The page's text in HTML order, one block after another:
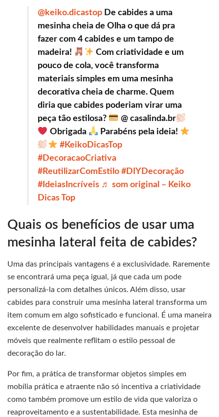
@keiko.dicastop De cabides a uma
mesinha cheia de Olha o que dá pra
fazer com 4 cabides e um tampo de
madeira!
Com criatividade e um
pouco de cola, você transforma
materiais simples em uma mesinha
decorativa cheia de charme. Quem
diria que cabides poderiam virar uma
peça tão estilosa?
@ casalinda.br
Obrigada
Parabéns pela ideia!
#KeikoDicasTop
#DecoracaoCriativa
#ReutilizarComEstilo #DIYDecoração
#IdeiasIncríveis ♬ som original – Keiko
Dicas Top
Quais os benefícios de usar uma
mesinha lateral feita de cabides?
Uma das principais vantagens é a exclusividade. Raremente
se encontrará uma peça igual, já que cada um pode
personalizá-la com detalhes únicos. Além disso, usar
cabides para construir uma mesinha lateral transforma um
item comum em algo sofisticado e funcional. É uma maneira
excelente de desenvolver habilidades manuais e projetar
móveis que realmente reflitam o estilo pessoal de
decoração do lar.
Por fim, a prática de transformar objetos simples em
mobília prática e atraente não só incentiva a criatividade
como também promove um estilo de vida que valoriza o
reaproveitamento e a sustentabilidade. Esta mesinha de